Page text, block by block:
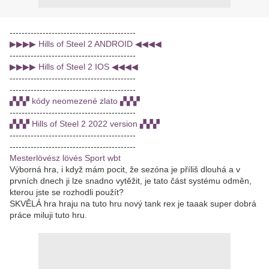
------------------------------------------
▶▶▶▶ Hills of Steel 2 ANDROID ◀◀◀◀
------------------------------------------
▶▶▶▶ Hills of Steel 2 IOS ◀◀◀◀
------------------------------------------
------------------------------------------
▞▞▞ kódy neomezené zlato ▞▞▞
------------------------------------------
▞▞▞ Hills of Steel 2 2022 version ▞▞▞
------------------------------------------
------------------------------------------
Mesterlövész lövés Sport wbt
Výborná hra, i když mám pocit, že sezóna je příliš dlouhá a v
prvních dnech ji lze snadno vytěžit, je tato část systému odměn,
kterou jste se rozhodli použít?
SKVĚLÁ hra hraju na tuto hru nový tank rex je taaak super dobrá
práce miluji tuto hru.